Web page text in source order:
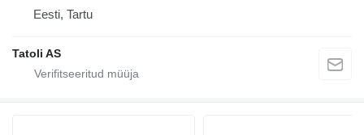
Eesti, Tartu
Tatoli AS